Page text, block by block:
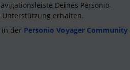
Deines Personio-
Unterstützung erhalten.
in der Personio Voyager Community